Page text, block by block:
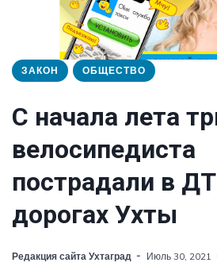
ЗАКОН ОБЩЕСТВО
С начала лета
велосипедиста
пострадали в
дорогах Ухты
Редакция сайта Ухтаград Июль 30, 2021